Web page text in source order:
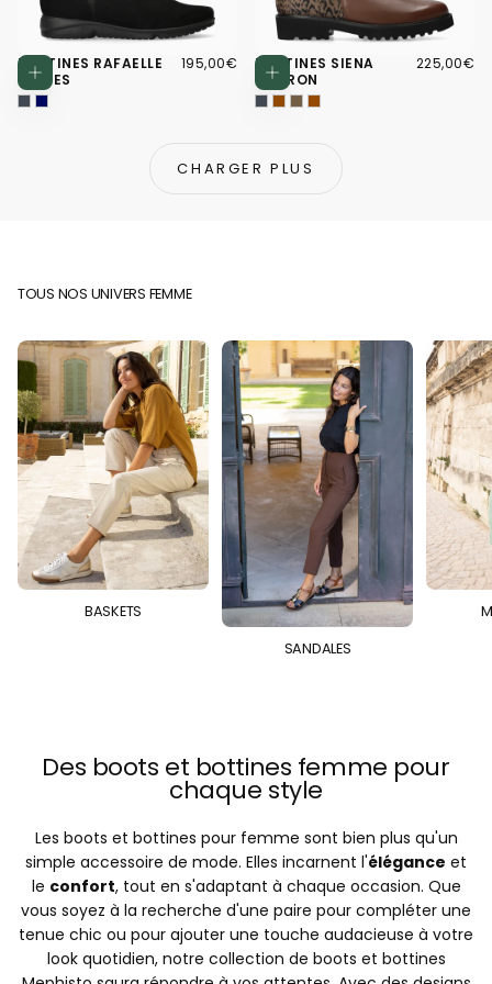
Choisissez des options
BOTTINES RAFAELLE
NOIRES
195,00€
PRIX
195,00€ Choisissez
BOTTINES SIENA
MARRON
225,00€
PRIX
225,00€
CHARGER PLUS
TOUS NOS UNIVERS FEMME
BASKETS
SANDALES
Des boots et bottines femme pour
chaque style
Les boots et bottines pour femme sont bien plus qu'un
simple accessoire de mode. Elles incarnent l'élégance et
le confort, tout en s'adaptant à chaque occasion. Que
vous soyez à la recherche d'une paire pour compléter une
tenue chic ou pour ajouter une touche audacieuse à votre
look quotidien, notre collection de boots et bottines